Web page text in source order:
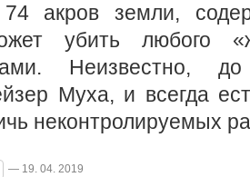
акров земли,
убить любого
Неизвестно,
Муха, и всегда
неконтролируемых
— 19. 04. 2019